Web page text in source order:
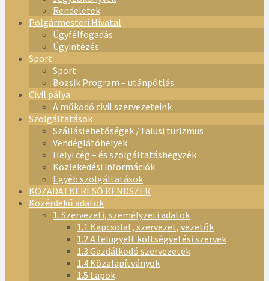
Rendeletek
Polgármesteri Hivatal
Ügyfélfogadás
Ügyintézés
Sport
Sport
Bozsik Program – utánpótlás
Civil pálya
A működő civil szervezeteink
Szolgáltatások
Szálláslehetőségek / Falusi turizmus
Vendéglátóhelyek
Helyi cég – és szolgáltatáshegyzék
Közlekedési információk
Egyéb szolgáltatások
KÖZADATKERESŐ RENDSZER
Közérdekű adatok
1. Szervezeti, személyzeti adatok
1.1 Kapcsolat, szervezet, vezetők
1.2 A felügyelt költségvetési szervek
1.3 Gazdálkodó szervezetek
1.4 Közalapítványok
1.5 Lapok